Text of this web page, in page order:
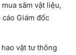
sắm vật liệu,
Giám đốc
vật tư thông